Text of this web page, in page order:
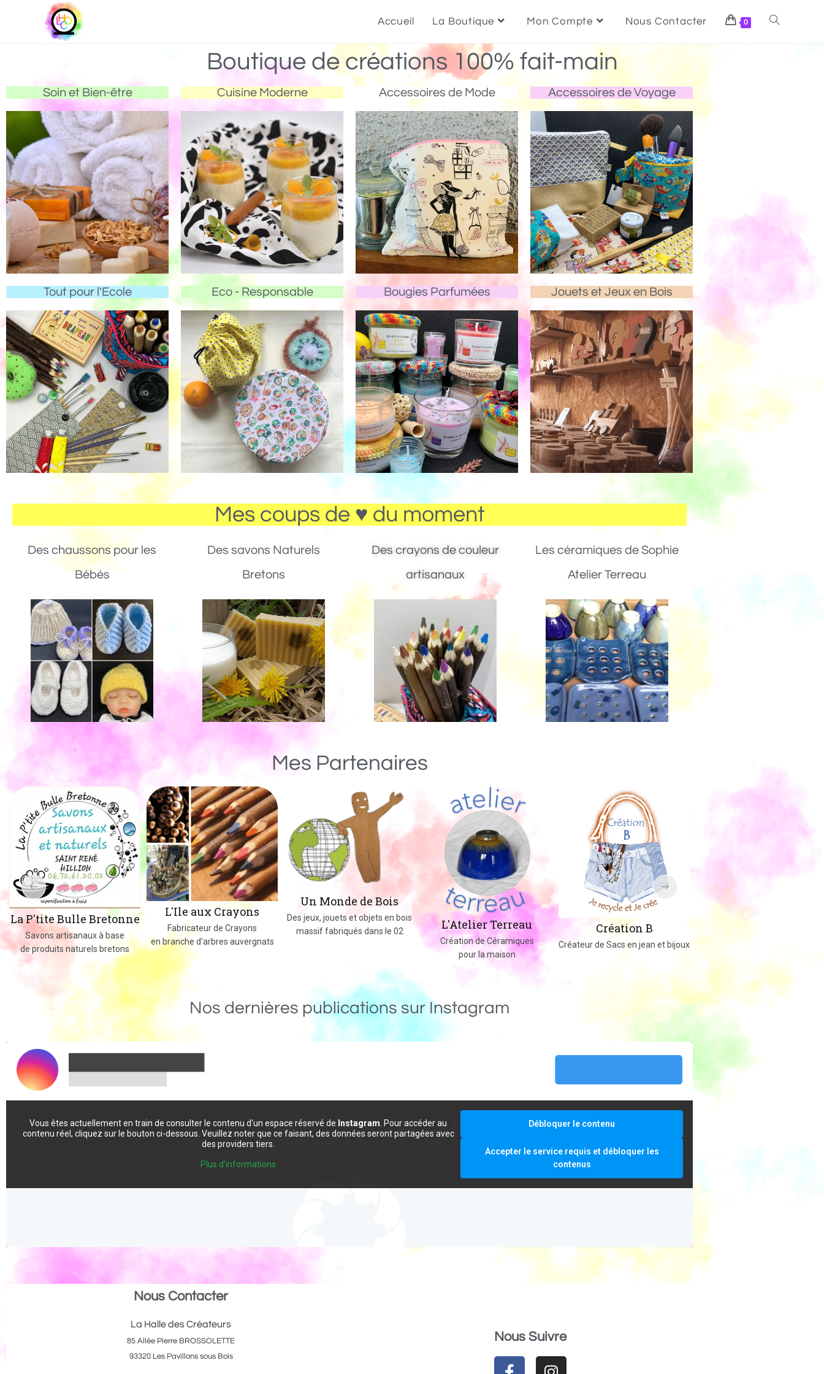
Accueil La Boutique Mon Compte Nous Contacter 0
Boutique de créations 100% fait-main
Soin et Bien-être Cuisine Moderne Accessoires de Mode Accessoires de Voyage
Tout pour l'Ecole Eco - Responsable Bougies Parfumées Jouets et Jeux en Bois
Mes coups de ♥ du moment
Des chaussons pour les
Bébés
Des savons Naturels
Bretons
Des crayons de couleur
artisanaux
Les céramiques de Sophie
Atelier Terreau
Mes Partenaires
La P'tite Bulle Bretonne
Savons artisanaux à base
de produits naturels bretons
L'Ile aux Crayons
Fabricateur de Crayons
en branche d'arbres auvergnats
Un Monde de Bois
Des jeux, jouets et objets en bois
massif fabriqués dans le 02
L'Atelier Terreau
Création de Céramiques
pour la maison
Création B
Créateur de Sacs en jean et bijoux
Créations au crochet ou tricot
Nos dernières publications sur Instagram
Vous êtes actuellement en train de consulter le contenu d'un espace réservé de Instagram . Pour accéder au
contenu réel, cliquez sur le bouton ci-dessous. Veuillez noter que ce faisant, des données seront partagées avec
des providers tiers.
Plus d'informations
Débloquer le contenu
Accepter le service requis et débloquer les
contenus
Nous Contacter
La Halle des Créateurs
85 Allée Pierre BROSSOLETTE
93320 Les Pavillons sous Bois
Nous Suivre